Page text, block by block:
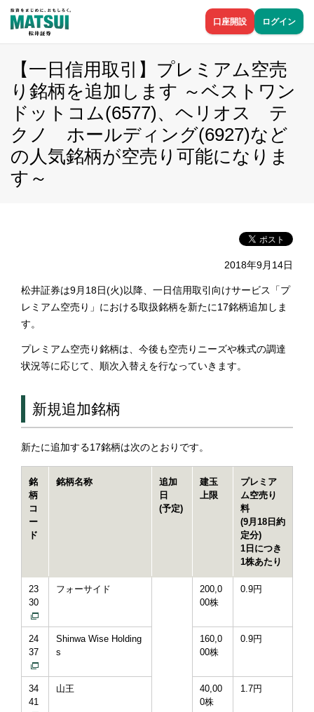
口座開設 ログイン
【一日信用取引】プレミアム空売
り銘柄を追加します ～ベストワン
ドットコム(6577)、ヘリオス テ
クノ ホールディング(6927)など
の人気銘柄が空売り可能になりま
す～
2018年9月14日
松井証券は9月18日(火)以降、一日信用取引向けサービス「プ
レミアム空売り」における取扱銘柄を新たに17銘柄追加しま
す。
プレミアム空売り銘柄は、今後も空売りニーズや株式の調達
状況等に応じて、順次入替えを行なっていきます。
新規追加銘柄
新たに追加する17銘柄は次のとおりです。
銘
柄
コ
ー
ド
銘柄名称
追加
日
(予定)
建玉
上限
プレミア
ム空売り
料
(9月18日約
定分)
1日につき
1株あたり
23
30
フォーサイド
200,0
00株
0.9円
24
37
Shinwa Wise Holding
s
160,0
00株
0.9円
34
41
山王
40,00
0株
1.7円